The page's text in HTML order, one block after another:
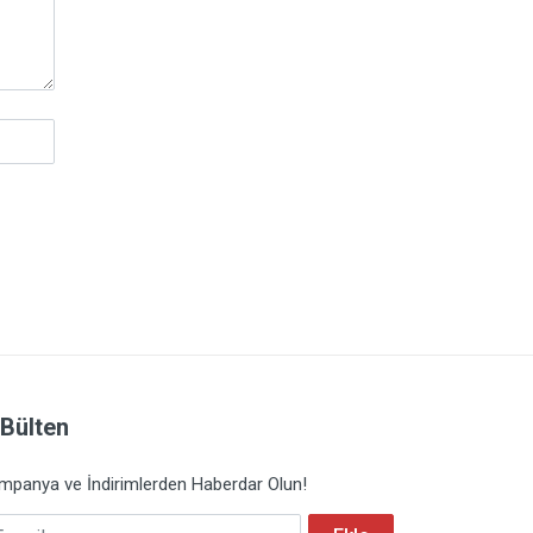
ve İndirimlerden Haberdar Olun!